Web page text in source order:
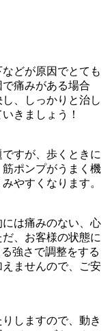
どが原因でとても
痛みがある場合
、しっかりと治し
きましょう！
すが、歩くときに
ポンプがうまく機
やすくなります。
は痛みのない、心
、お客様の状態に
強さで調整をする
ませんので、ご安
しますので、動き